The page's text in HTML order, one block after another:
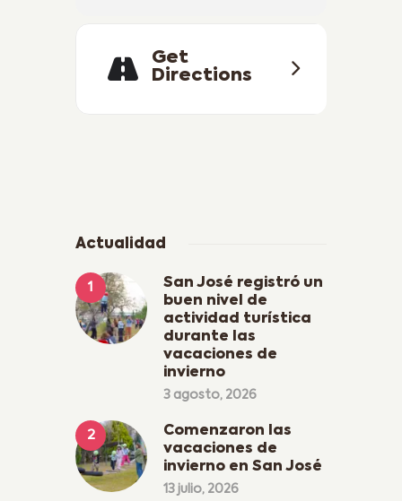
Get
Directions
Actualidad
San José registró un
buen nivel de
actividad turística
durante las
vacaciones de
invierno
3 agosto, 2026
Comenzaron las
vacaciones de
invierno en San José
13 julio, 2026